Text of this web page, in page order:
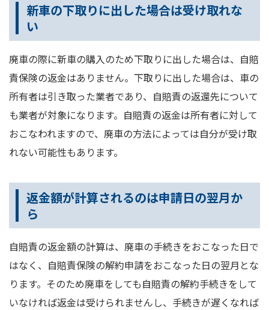
新車の下取りに出した場合は受け取れな
い
廃車の際に新車の購入のため下取りに出した場合は、自賠
責保険の返金はありません。下取りに出した場合は、車の
所有者は引き取った業者であり、自賠責の返還先について
も業者が対象になります。自賠責の返金は所有者に対して
おこなわれますので、廃車の方法によっては自分が受け取
れない可能性もあります。
返金額が計算されるのは申請日の翌月か
ら
自賠責の返金額の計算は、廃車の手続きをおこなった日で
はなく、自賠責保険の解約申請をおこなった日の翌月とな
ります。そのため廃車をしても自賠責の解約手続きをして
いなければ返金は受けられませんし、手続きが遅くなれば